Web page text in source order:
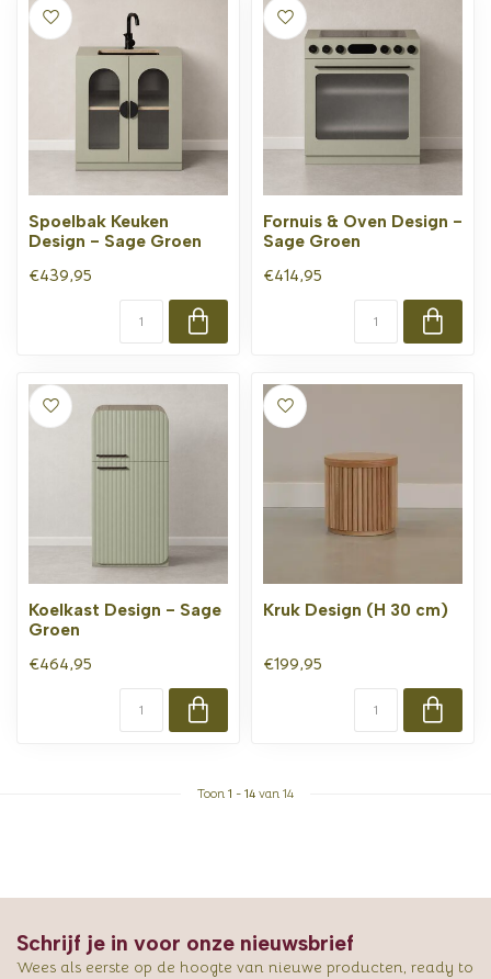
Spoelbak Keuken
Design - Sage Groen
€439,95
Fornuis & Oven Design -
Sage Groen
€414,95
Koelkast Design - Sage
Groen
€464,95
Kruk Design (H 30 cm)
€199,95
Toon 1 - 14 van 14
Schrijf je in voor onze nieuwsbrief
Wees als eerste op de hoogte van nieuwe producten, ready to